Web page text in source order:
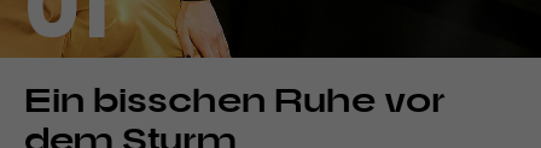
Laufzeit 1 Tag
Dieses Cookie wird von Google
Analytics installiert. Das Cookie
Name _gcl_aw
Ein bisschen Ruhe vor
dem Sturm